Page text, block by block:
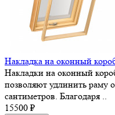
Накладка на оконный
Накладки на оконный
позволяют удлинить раму
сантиметров. Благодаря ..
15500 ₽